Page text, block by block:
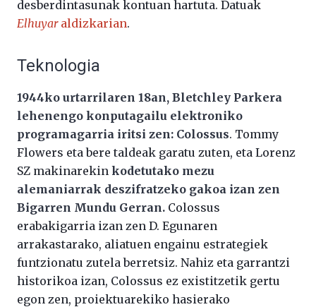
desberdintasunak kontuan hartuta. Datuak
Elhuyaraldizkarian.
Teknologia
1944ko urtarrilaren 18an, Bletchley Parkera
lehenengo konputagailu elektroniko
programagarria iritsi zen: Colossus. Tommy
Flowers eta bere taldeak garatu zuten, eta Lorenz
SZ makinarekin kodetutako mezu
alemaniarrak deszifratzeko gakoa izan zen
Bigarren Mundu Gerran. Colossus
erabakigarria izan zen D. Egunaren
arrakastarako, aliatuen engainu estrategiek
funtzionatu zutela berretsiz. Nahiz eta garrantzi
historikoa izan, Colossus ez existitzetik gertu
egon zen, proiektuarekiko hasierako